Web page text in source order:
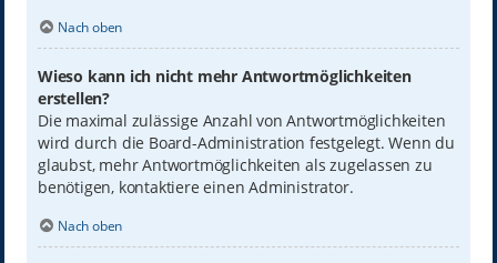
Nach oben
Wieso kann ich nicht mehr Antwortmöglichkeiten
erstellen?
Die maximal zulässige Anzahl von Antwortmöglichkeiten
wird durch die Board-Administration festgelegt. Wenn du
glaubst, mehr Antwortmöglichkeiten als zugelassen zu
benötigen, kontaktiere einen Administrator.
Nach oben